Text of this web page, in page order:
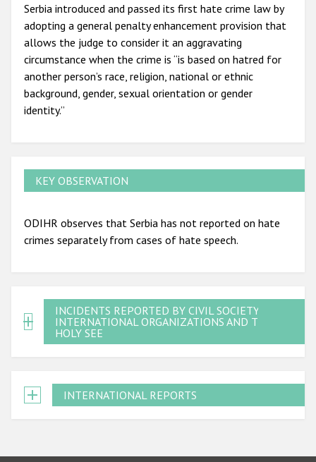
Serbia introduced and passed its first hate crime law by
adopting a general penalty enhancement provision that
allows the judge to consider it an aggravating
circumstance when the crime is “is based on hatred for
another person’s race, religion, national or ethnic
background, gender, sexual orientation or gender
identity.”
KEY OBSERVATION
ODIHR observes that Serbia has not reported on hate
crimes separately from cases of hate speech.
INCIDENTS REPORTED BY CIVIL SOCIETY,
INTERNATIONAL ORGANIZATIONS AND THE
HOLY SEE
INTERNATIONAL REPORTS